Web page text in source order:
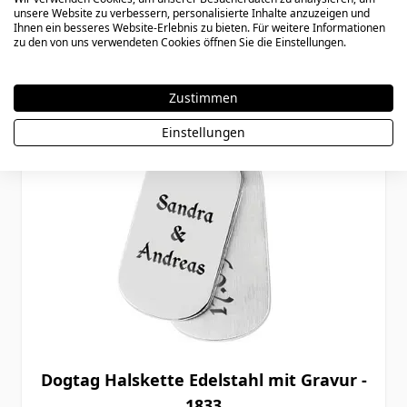
Dogtag Halskette Edelstahl mit Gravur -
unsere Website zu verbessern, personalisierte Inhalte anzuzeigen und
Ihnen ein besseres Website-Erlebnis zu bieten. Für weitere Informationen
zu den von uns verwendeten Cookies öffnen Sie die Einstellungen.
Zustimmen
Einstellungen